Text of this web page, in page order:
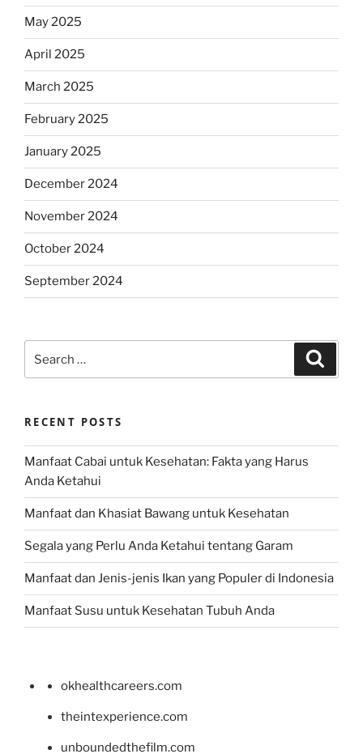
May 2025
April 2025
March 2025
February 2025
January 2025
December 2024
November 2024
October 2024
September 2024
for:
RECENT POSTS
Manfaat Cabai untuk Kesehatan: Fakta yang Harus
Anda Ketahui
Manfaat dan Khasiat Bawang untuk Kesehatan
Segala yang Perlu Anda Ketahui tentang Garam
Manfaat dan Jenis-jenis Ikan yang Populer di Indonesia
Manfaat Susu untuk Kesehatan Tubuh Anda
okhealthcareers.com
theintexperience.com
unboundedthefilm.com